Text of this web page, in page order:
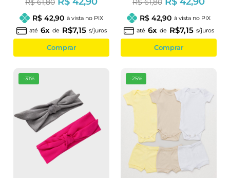
R$ 61,80
R$ 42,90 à vista no PIX
até 6x de R$7,15 s/juros
Comprar
R$ 61,80
R$ 42,90 à vista no PIX
até 6x de R$7,15 s/juros
Comprar
-31% -25%